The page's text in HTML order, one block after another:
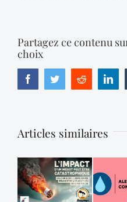
Partagez ce contenu
choix
FacebookTwitterReddit
Articles similaires